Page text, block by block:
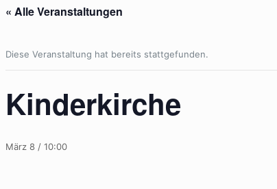
« Alle Veranstaltungen
Diese Veranstaltung hat bereits stattgefunden.
Kinderkirche
März 8 / 10:00